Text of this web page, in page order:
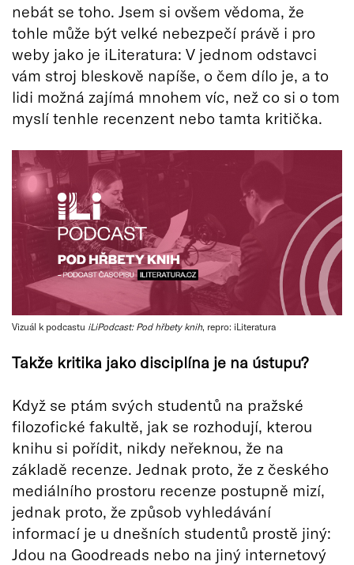
nebát se toho. Jsem si ovšem vědoma, že
tohle může být velké nebezpečí právě i pro
weby jako je iLiteratura: V jednom odstavci
vám stroj bleskově napíše, o čem dílo je, a to
lidi možná zajímá mnohem víc, než co si o tom
myslí tenhle recenzent nebo tamta kritička.
Vizuál k podcastu iLiPodcast: Pod hřbety knih, repro: iLiteratura
Takže kritika jako disciplína je na ústupu?
Když se ptám svých studentů na pražské
filozofické fakultě, jak se rozhodují, kterou
knihu si pořídit, nikdy neřeknou, že na
základě recenze. Jednak proto, že z českého
mediálního prostoru recenze postupně mizí,
jednak proto, že způsob vyhledávání
informací je u dnešních studentů prostě jiný:
Jdou na Goodreads nebo na jiný internetový